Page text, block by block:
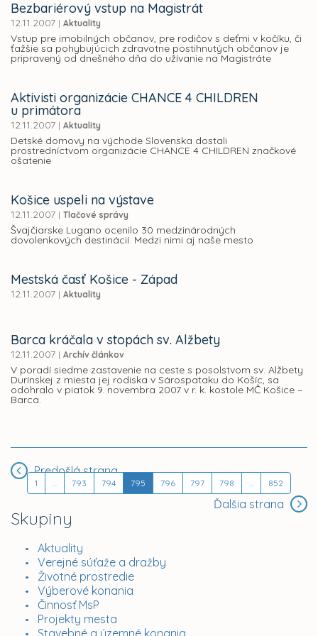
Skupiny
Aktuality
Verejné súťaže a dražby
Životné prostredie
Výberové konania
Činnosť MsP
Projekty mesta
Stavebné a územné konania
Bezbariérový vstup na Magistrát
12.11.2007 | Aktuality
Vstup pre imobilných občanov, pre rodičov s deťmi v kočíku, či
ťažšie sa pohybujúcich zdravotne postihnutých občanov je
pripravený od dnešného dňa do užívanie na Magistráte
Aktivisti organizácie CHANCE 4 CHILDREN
u primátora
12.11.2007 | Aktuality
Detské domovy na východe Slovenska dostali
prostredníctvom organizácie CHANCE 4 CHILDREN značkové
ošatenie
Košice uspeli na výstave
12.11.2007 | Tlačové správy
Švajčiarske Lugano ocenilo 30 medzinárodných
dovolenkových destinácií. Medzi nimi aj naše mesto
Mestská časť Košice - Západ
12.11.2007 | Aktuality
Barca kráčala v stopách sv. Alžbety
12.11.2007 | Archív článkov
V poradí siedme zastavenie na ceste s posolstvom sv. Alžbety
Durínskej z miesta jej rodiska v Sárospataku do Košíc, sa
odohralo v piatok 9. novembra 2007 v r. k. kostole MČ Košice –
Barca.
Predošlá strana
1 ... 793 794 795 796 797 798 ... 852
Ďalšia strana